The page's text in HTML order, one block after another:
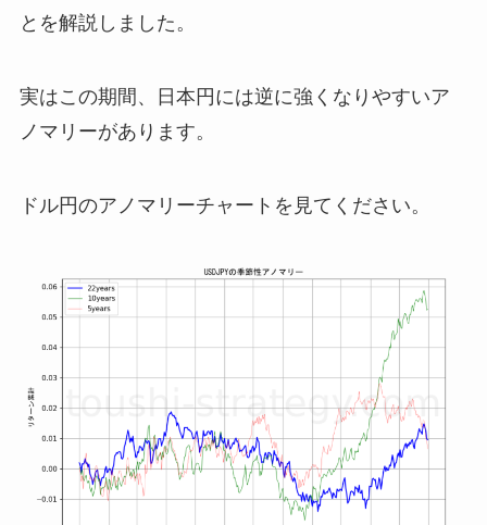
とを解説しました。
実はこの期間、日本円には逆に強くなりやすいア
ノマリーがあります。
ドル円のアノマリーチャートを見てください。